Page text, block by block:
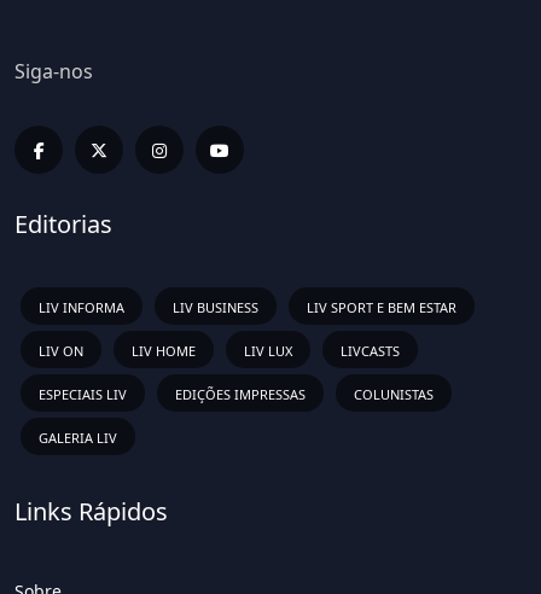
Siga-nos
Editorias
LIV INFORMA LIV BUSINESS LIV SPORT E BEM ESTAR
LIV ON LIV HOME LIV LUX LIVCASTS
ESPECIAIS LIV EDIÇÕES IMPRESSAS COLUNISTAS
GALERIA LIV
Links Rápidos